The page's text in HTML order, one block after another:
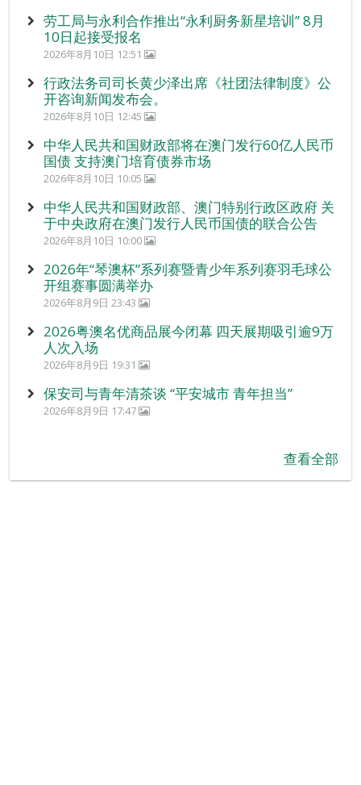
劳工局与永利合作推出“永利厨务新星培训” 8月
10日起接受报名
2026年8月10日 12:51
行政法务司司长黄少泽出席《社团法律制度》公
开咨询新闻发布会。
2026年8月10日 12:45
中华人民共和国财政部将在澳门发行60亿人民币
国债 支持澳门培育债券市场
2026年8月10日 10:05
中华人民共和国财政部、澳门特别行政区政府 关
于中央政府在澳门发行人民币国债的联合公告
2026年8月10日 10:00
2026年“琴澳杯”系列赛暨青少年系列赛羽毛球公
开组赛事圆满举办
2026年8月9日 23:43
2026粤澳名优商品展今闭幕 四天展期吸引逾9万
人次入场
2026年8月9日 19:31
保安司与青年清茶谈 “平安城市 青年担当”
2026年8月9日 17:47
查看全部